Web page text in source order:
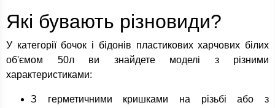
Які бувають різновиди?
У категорії бочок і бідонів пластикових харчових білих
об'ємом 50л ви знайдете моделі з різними
характеристиками:
З герметичними кришками на різьбі або з